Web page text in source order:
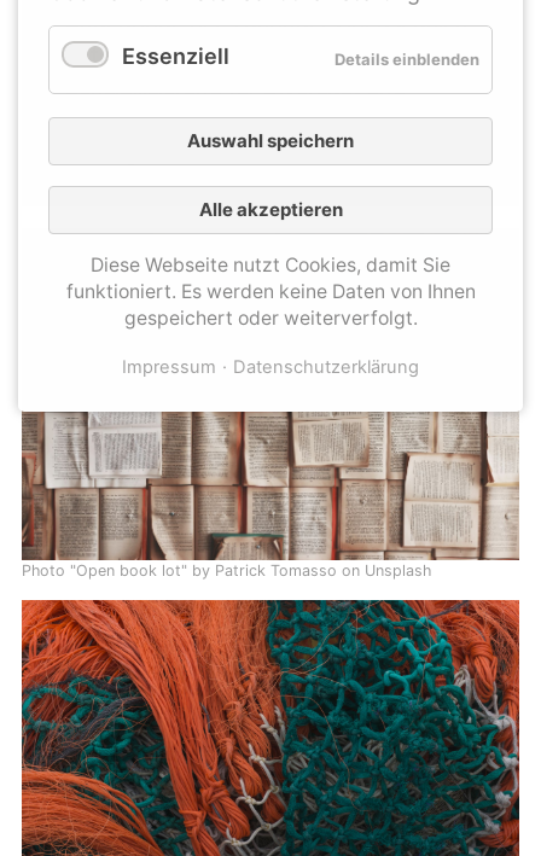
Angehörige der Thüringer Hochschulen
unterstützt und begleitet, die zur
Sensibilisierung für Diversität und
Antidiskriminierung an Hochschulen
Photo "Open book lot" by Patrick Tomasso on Unsplash
Essenziell Details einblenden
Auswahl speichern
Alle akzeptieren
Diese Webseite nutzt Cookies, damit Sie
funktioniert. Es werden keine Daten von Ihnen
gespeichert oder weiterverfolgt.
Impressum Datenschutzerklärung